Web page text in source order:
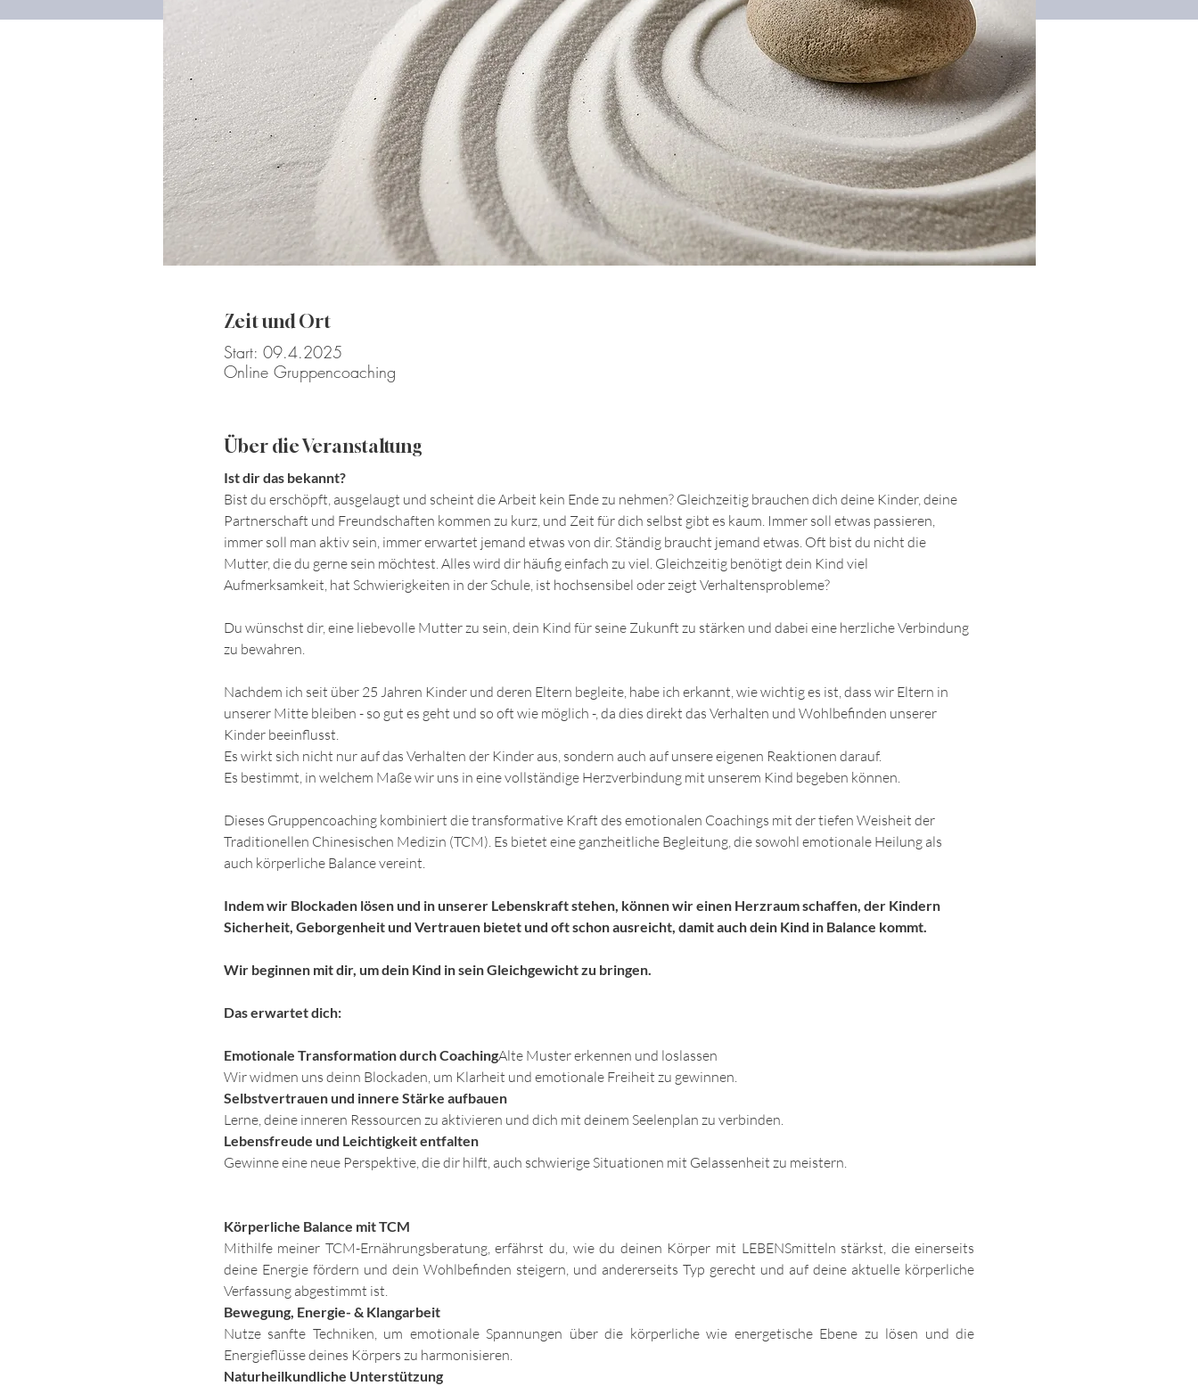
Zeit und Ort
Start: 09.4.2025
Online Gruppencoaching
Über die Veranstaltung
Ist dir das bekannt?
Bist du erschöpft, ausgelaugt und scheint die Arbeit kein Ende zu nehmen? Gleichzeitig brauchen dich deine Kinder, deine
Partnerschaft und Freundschaften kommen zu kurz, und Zeit für dich selbst gibt es kaum. Immer soll etwas passieren,
immer soll man aktiv sein, immer erwartet jemand etwas von dir. Ständig braucht jemand etwas. Oft bist du nicht die
Mutter, die du gerne sein möchtest. Alles wird dir häufig einfach zu viel. Gleichzeitig benötigt dein Kind viel
Aufmerksamkeit, hat Schwierigkeiten in der Schule, ist hochsensibel oder zeigt Verhaltensprobleme?
Du wünschst dir, eine liebevolle Mutter zu sein, dein Kind für seine Zukunft zu stärken und dabei eine herzliche Verbindung
zu bewahren.
Nachdem ich seit über 25 Jahren Kinder und deren Eltern begleite, habe ich erkannt, wie wichtig es ist, dass wir Eltern in
unserer Mitte bleiben - so gut es geht und so oft wie möglich -, da dies direkt das Verhalten und Wohlbefinden unserer
Kinder beeinflusst.
Es wirkt sich nicht nur auf das Verhalten der Kinder aus, sondern auch auf unsere eigenen Reaktionen darauf.
Es bestimmt, in welchem Maße wir uns in eine vollständige Herzverbindung mit unserem Kind begeben können.
Dieses Gruppencoaching kombiniert die transformative Kraft des emotionalen Coachings mit der tiefen Weisheit der
Traditionellen Chinesischen Medizin (TCM). Es bietet eine ganzheitliche Begleitung, die sowohl emotionale Heilung als
auch körperliche Balance vereint.
Indem wir Blockaden lösen und in unserer Lebenskraft stehen, können wir einen Herzraum schaffen, der Kindern
Sicherheit, Geborgenheit und Vertrauen bietet und oft schon ausreicht, damit auch dein Kind in Balance kommt.
Wir beginnen mit dir, um dein Kind in sein Gleichgewicht zu bringen.
Das erwartet dich:
Emotionale Transformation durch CoachingAlte Muster erkennen und loslassen
Wir widmen uns deinn Blockaden, um Klarheit und emotionale Freiheit zu gewinnen.
Selbstvertrauen und innere Stärke aufbauen
Lerne, deine inneren Ressourcen zu aktivieren und dich mit deinem Seelenplan zu verbinden.
Lebensfreude und Leichtigkeit entfalten
Gewinne eine neue Perspektive, die dir hilft, auch schwierige Situationen mit Gelassenheit zu meistern.
Körperliche Balance mit TCM
Mithilfe meiner TCM-Ernährungsberatung, erfährst du, wie du deinen Körper mit LEBENSmitteln stärkst, die einerseits
deine Energie fördern und dein Wohlbefinden steigern, und andererseits Typ gerecht und auf deine aktuelle körperliche
Verfassung abgestimmt ist.
Bewegung, Energie- & Klangarbeit
Nutze sanfte Techniken, um emotionale Spannungen über die körperliche wie energetische Ebene zu lösen und die
Energieflüsse deines Körpers zu harmonisieren.
Naturheilkundliche Unterstützung